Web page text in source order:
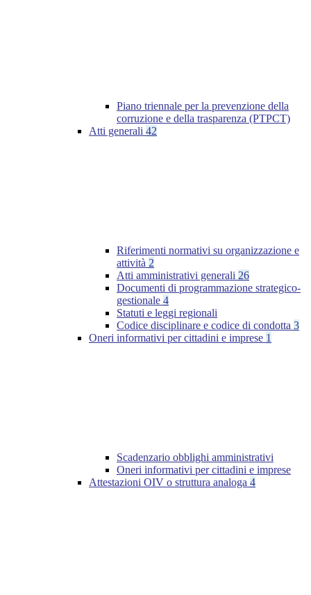
Piano triennale per la prevenzione della
corruzione e della trasparenza (PTPCT)
Atti generali 42
Riferimenti normativi su organizzazione e
attività 2
Atti amministrativi generali 26
Documenti di programmazione strategico-
gestionale 4
Statuti e leggi regionali
Codice disciplinare e codice di condotta 3
Oneri informativi per cittadini e imprese 1
Scadenzario obblighi amministrativi
Oneri informativi per cittadini e imprese
Attestazioni OIV o struttura analoga 4